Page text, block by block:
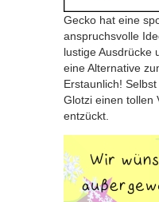
Gecko hat eine
anspruchsvolle
lustige Ausdrücke
eine Alternative
Erstaunlich!
Glotzi einen tollen
entzückt.